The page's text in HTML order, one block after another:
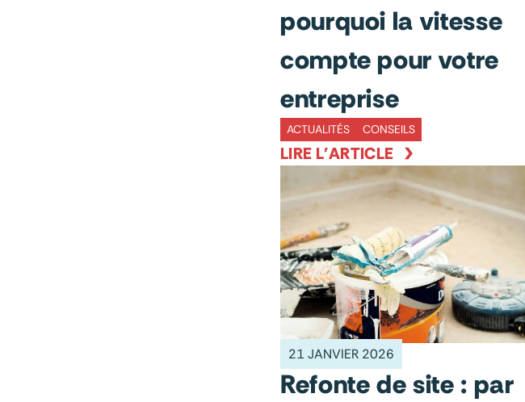
pourquoi la vitesse
compte pour votre
entreprise
ACTUALITÉS CONSEILS
LIRE L'ARTICLE
21 JANVIER 2026
Refonte de site : par